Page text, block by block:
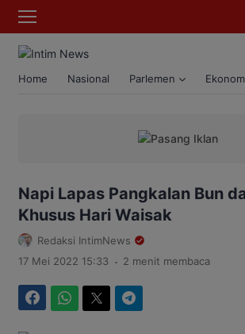
Home Nasional Parlemen
Napi Lapas Pangkalan Bun
Khusus Hari Waisak
Redaksi IntimNews
17 Mei 2022 15:33 . 2 menit membaca